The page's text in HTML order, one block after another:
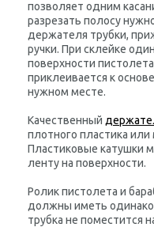
позволяет одним
разрезать полосу
держателя трубки,
ручки. При склейке
поверхности
приклеивается к
нужном месте.
Качественный
плотного пластика
Пластиковые катушки
ленту на поверхности.
Ролик пистолета и
должны иметь
трубка не поместится